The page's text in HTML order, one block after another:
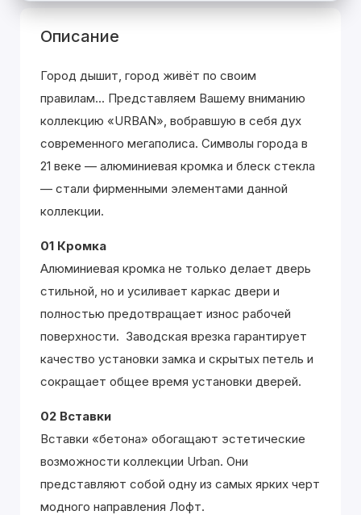
Описание
Город дышит, город живёт по своим
правилам... Представляем Вашему вниманию
коллекцию «URBAN», вобравшую в себя дух
современного мегаполиса. Символы города в
21 веке — алюминиевая кромка и блеск стекла
— стали фирменными элементами данной
коллекции.
01 Кромка
Алюминиевая кромка не только делает дверь
стильной, но и усиливает каркас двери и
полностью предотвращает износ рабочей
поверхности. Заводская врезка гарантирует
качество установки замка и скрытых петель и
сокращает общее время установки дверей.
02 Вставки
Вставки «бетона» обогащают эстетические
возможности коллекции Urban. Они
представляют собой одну из самых ярких черт
модного направления Лофт.